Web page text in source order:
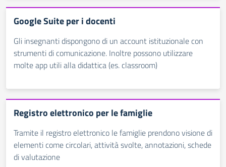
Google Suite per i docenti
Gli insegnanti dispongono di un account istituzionale con
strumenti di comunicazione. Inoltre possono utilizzare
molte app utili alla didattica (es. classroom)
Registro elettronico per le famiglie
Tramite il registro elettronico le famiglie prendono visione di
elementi come circolari, attività svolte, annotazioni, schede
di valutazione